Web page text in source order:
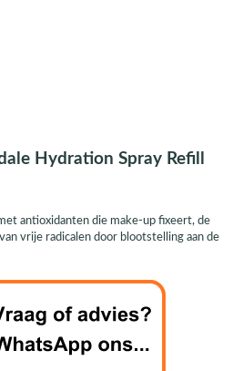
Hydration Spray Refill
antioxidanten die make-up fixeert, de
vrije radicalen door blootstelling aan de